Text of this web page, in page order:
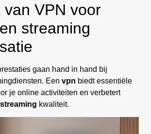
van VPN voor
streaming
gaan hand in hand bij
Een vpn biedt essentiële
je online activiteiten en verbetert
streaming kwaliteit.